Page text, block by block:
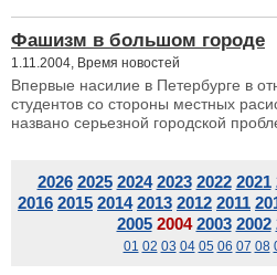
Фашизм в большом городе
1.11.2004, Время новостей
Впервые насилие в Петербурге в
студентов со стороны местных
названо серьезной городской
2026 2025 2024 2023 2022 2021
2016 2015 2014 2013 2012 2011
2005 2004 2003 2002
01 02 03 04 05 06 07 08